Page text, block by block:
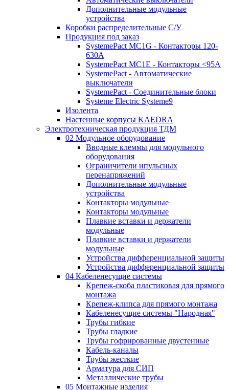
Дополнительные модульные
устройства
Коробки распределительные C/У
Продукция под заказ
SystemePact MC1G - Контакторы 120-
630A
SystemePact MC1E - Контакторы <95A
SystemePact - Автоматические
выключатели
SystemePact - Соединительные блоки
Systeme Electric Systeme9
Изолента
Настенные корпусы KAEDRA
Электротехническая продукция ТДМ
02 Модульное оборудование
Вводные клеммы для модульного
оборудования
Ограничители ипульсных
перенапряжений
Дополнительные модульные
устройства
Контакторы модульные
Контакторы модульные
Плавкие вставки и держатели
модульные
Плавкие вставки и держатели
модульные
Устройства дифференциальной защиты
Устройства дифференциальной защиты
04 Кабеленесущие системы
Крепеж-скоба пластиковая для прямого
монтажа
Крепеж-клипса для прямого монтажа
Кабеленесущие системы "Народная"
Трубы гибкие
Трубы гладкие
Трубы гофрированные двустенные
Кабель-каналы
Трубы жесткие
Арматура для СИП
Металлические трубы
05 Монтажные изделия